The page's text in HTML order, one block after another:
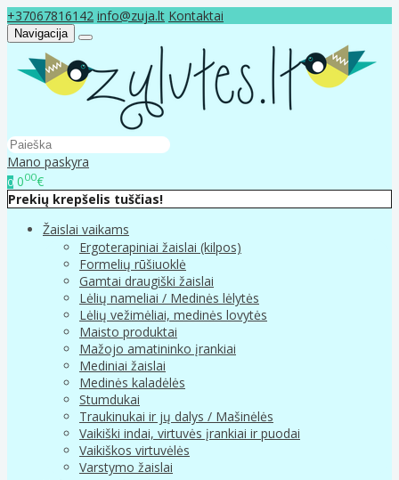
+37067816142 info@zuja.lt Kontaktai
Navigacija
Mano paskyra
0 000€
Prekių krepšelis tuščias!
Žaislai vaikams
Ergoterapiniai žaislai (kilpos)
Formelių rūšiuoklė
Gamtai draugiški žaislai
Lėlių nameliai / Medinės lėlytės
Lėlių vežimėliai, medinės lovytės
Maisto produktai
Mažojo amatininko įrankiai
Mediniai žaislai
Medinės kaladėlės
Stumdukai
Traukinukai ir jų dalys / Mašinėlės
Vaikiški indai, virtuvės įrankiai ir puodai
Vaikiškos virtuvėlės
Varstymo žaislai